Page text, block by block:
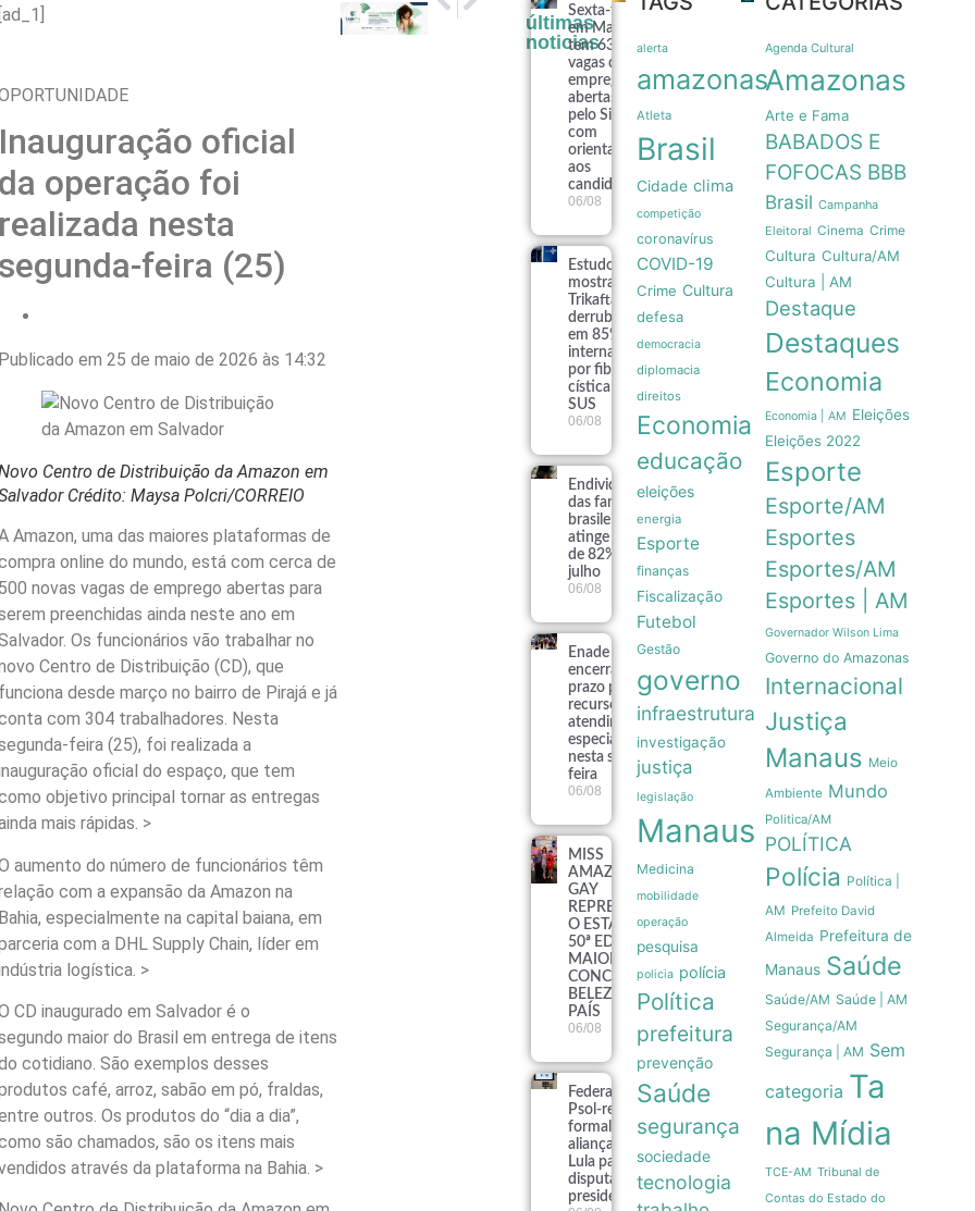
[ad_1]
Inauguração oficial
da operação foi
realizada nesta
segunda-feira (25)
Publicado em 25 de maio de 2026 às 14:32
Centro de Distribuição da Amazon em
Crédito: Maysa Polcri/CORREIO
Amazon, uma das maiores plataformas de
online do mundo, está com cerca de
500 novas vagas de emprego abertas para
preenchidas ainda neste ano em
Os funcionários vão trabalhar no
Centro de Distribuição (CD), que
funciona desde março no bairro de Pirajá e já
com 304 trabalhadores. Nesta
feira (25), foi realizada a
oficial do espaço, que tem
objetivo principal tornar as entregas
mais rápidas. >
aumento do número de funcionários têm
com a expansão da Amazon na
Bahia, especialmente na capital baiana, em
com a DHL Supply Chain, líder em
logística. >
CD inaugurado em Salvador é o
maior do Brasil em entrega de itens
cotidiano. São exemplos desses
café, arroz, sabão em pó, fraldas,
outros. Os produtos do “dia a dia”,
são chamados, são os itens mais
através da plataforma na Bahia. >
68º Festival Folclórico do Amazonas
PVC: Vitória do Palmeiras é emblemática, mas postura de Leila é ruim
últimas
noticias
Sexta-feira
em Manaus
tem 639
vagas de
emprego
abertas
pelo Sine
com
orientações
aos
candidatos
06/08
Estudo
mostra que
Trikafta
derrubou
em 85% as
internações
por fibrose
cística no
SUS
06/08
Endividamento
das famílias
brasileiras
atinge recorde
de 82% em
julho
06/08
Enade 2026
encerra
prazo para
recursos de
atendimento
especializado
nesta sexta-
feira
06/08
MISS
AMAZONAS
GAY
REPRESENTARÁ
O ESTADO NA
50ª EDIÇÃO DO
MAIOR
CONCURSO DE
BELEZA GAY DO
PAÍS
06/08
Federação
Psol-rede
formaliza
aliança com
Lula para a
disputa
presidencial
alerta
amazonas
Atleta
Brasil
Cidade clima
competição
coronavírus
COVID-19
Crime Cultura
defesa
democracia
diplomacia
direitos
Economia
educação
eleições
energia
Esporte
finanças
Fiscalização
Futebol
Gestão
governo
infraestrutura
investigação
justiça
legislação
Manaus
Medicina
mobilidade
operação
pesquisa
policia polícia
Política
prefeitura
prevenção
Saúde
segurança
sociedade
tecnologia
Agenda Cultural
Amazonas
Arte e Fama
BABADOS E
FOFOCAS BBB
Brasil Campanha
Eleitoral Cinema Crime
Cultura Cultura/AM
Cultura | AM
Destaque
Destaques
Economia
Economia | AM Eleições
Eleições 2022
Esporte
Esporte/AM
Esportes
Esportes/AM
Esportes | AM
Governador Wilson Lima
Governo do Amazonas
Internacional
Justiça
Manaus Meio
Ambiente Mundo
Politica/AM
POLÍTICA
Polícia Política |
AM Prefeito David
Almeida Prefeitura de
Manaus Saúde
Saúde/AM Saúde | AM
Segurança/AM
Segurança | AM Sem
categoria Ta
na Mídia
TCE-AM Tribunal de
Contas do Estado do